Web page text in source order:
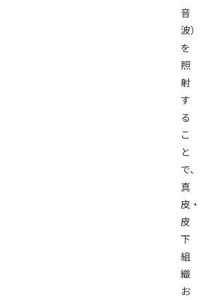
音
波）
を
照
射
す
る
こ
と
で、
真
皮・
皮
下
組
織
お